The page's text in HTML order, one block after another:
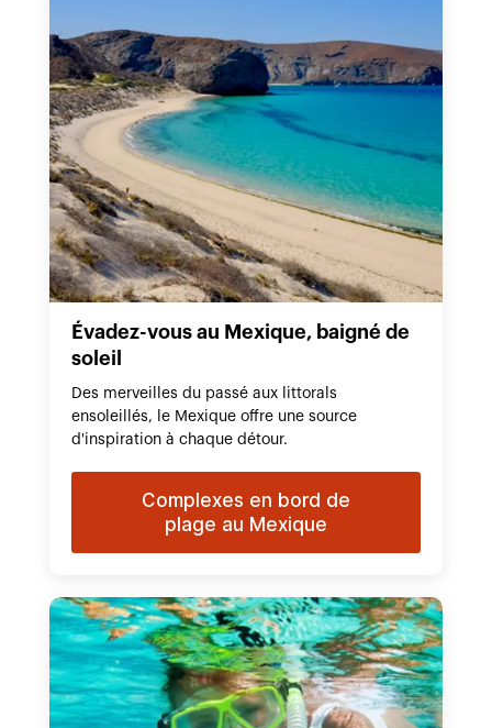
Évadez-vous au Mexique, baigné de
soleil
Des merveilles du passé aux littorals
ensoleillés, le Mexique offre une source
d'inspiration à chaque détour.
Complexes en bord de
plage au Mexique